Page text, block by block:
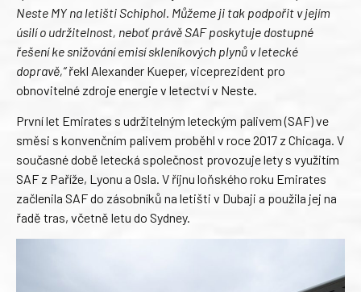
Neste MY na letišti Schiphol. Můžeme ji tak podpořit v jejím
úsilí o udržitelnost, neboť právě SAF poskytuje dostupné
řešení ke snižování emisí skleníkových plynů v letecké
dopravě,“řekl Alexander Kueper, viceprezident pro
obnovitelné zdroje energie v letectví v Neste.
První let Emirates s udržitelným leteckým palivem (SAF) ve
směsi s konvenčním palivem proběhl v roce 2017 z Chicaga. V
současné době letecká společnost provozuje lety s využitím
SAF z Paříže, Lyonu a Osla. V říjnu loňského roku Emirates
začlenila SAF do zásobníků na letišti v Dubaji a použila jej na
řadě tras, včetně letu do Sydney.